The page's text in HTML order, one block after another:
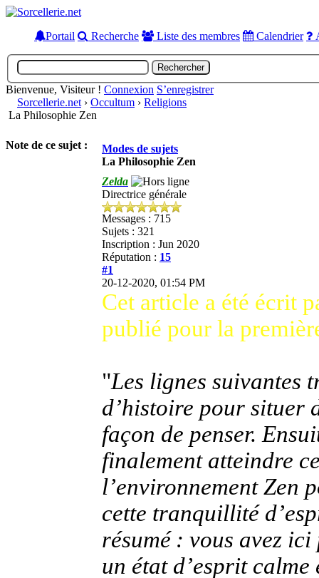
Portail Recherche Liste des membres Calendrier
Bienvenue, Visiteur ! Connexion S’enregistrer
Sorcellerie.net › Occultum › Religions
La Philosophie Zen
Note de ce sujet :
Modes de sujets
La Philosophie Zen
Zelda
Directrice générale
Messages : 715
Sujets : 321
Inscription : Jun 2020
Réputation : 15
#1
20-12-2020, 01:54 PM
Cet article a été écrit
publié pour la
"Les lignes suivantes
d’histoire pour situer
façon de penser.
finalement atteindre
l’environnement Zen
cette tranquillité
résumé : vous avez
un état d’esprit